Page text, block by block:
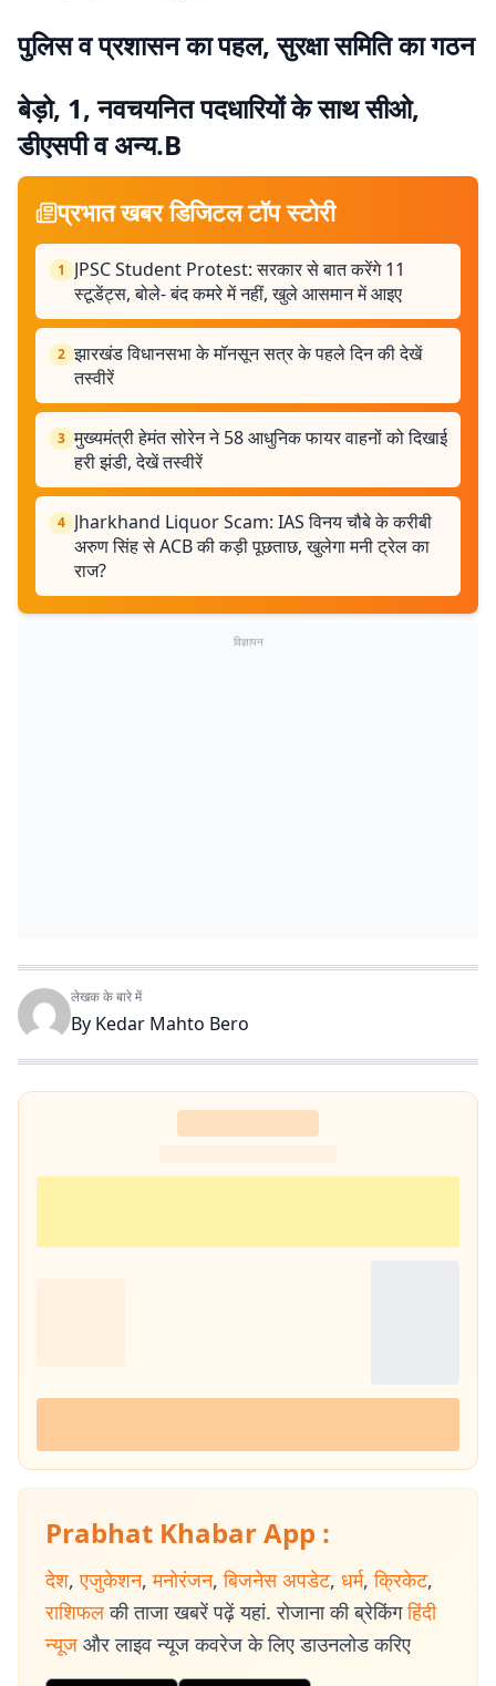
पुलिस व प्रशासन का पहल, सुरक्षा समिति का गठन
बेड़ो, 1, नवचयनित पदधारियों के साथ सीओ,
डीएसपी व अन्य.B
प्रभात खबर डिजिटल टॉप स्टोरी
1
JPSC Student Protest: सरकार से बात करेंगे 11
स्टूडेंट्स, बोले- बंद कमरे में नहीं, खुले आसमान में आइए
2 झारखंड विधानसभा के मॉनसून सत्र के पहले दिन की देखें
तस्वीरें
3 मुख्यमंत्री हेमंत सोरेन ने 58 आधुनिक फायर वाहनों को दिखाई
हरी झंडी, देखें तस्वीरें
4 Jharkhand Liquor Scam: IAS विनय चौबे के करीबी
अरुण सिंह से ACB की कड़ी पूछताछ, खुलेगा मनी ट्रेल का
राज?
विज्ञापन
लेखक के बारे में
By Kedar Mahto Bero
Prabhat Khabar App :
देश, एजुकेशन, मनोरंजन, बिजनेस अपडेट, धर्म, क्रिकेट,
राशिफल की ताजा खबरें पढ़ें यहां. रोजाना की ब्रेकिंग हिंदी
न्यूज और लाइव न्यूज कवरेज के लिए डाउनलोड करिए